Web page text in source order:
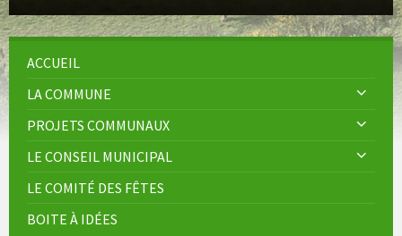
ACCUEIL
LA COMMUNE
PROJETS COMMUNAUX
LE CONSEIL MUNICIPAL
LE COMITÉ DES FÊTES
BOITE À IDÉES